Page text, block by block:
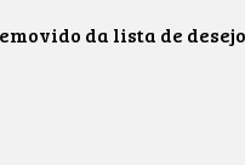
da lista de